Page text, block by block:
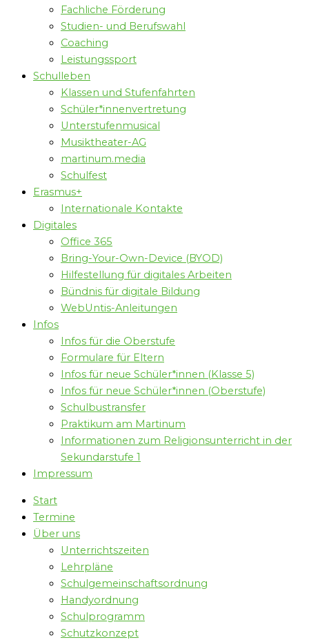
Fachliche Förderung
Studien- und Berufswahl
Coaching
Leistungssport
Schulleben
Klassen und Stufenfahrten
Schüler*innenvertretung
Unterstufenmusical
Musiktheater-AG
martinum.media
Schulfest
Erasmus+
Internationale Kontakte
Digitales
Office 365
Bring-Your-Own-Device (BYOD)
Hilfestellung für digitales Arbeiten
Bündnis für digitale Bildung
WebUntis-Anleitungen
Infos
Infos für die Oberstufe
Formulare für Eltern
Infos für neue Schüler*innen (Klasse 5)
Infos für neue Schüler*innen (Oberstufe)
Schulbustransfer
Praktikum am Martinum
Informationen zum Religionsunterricht in der
Sekundarstufe 1
Impressum
Start
Termine
Über uns
Unterrichtszeiten
Lehrpläne
Schulgemeinschaftsordnung
Handyordnung
Schulprogramm
Schutzkonzept